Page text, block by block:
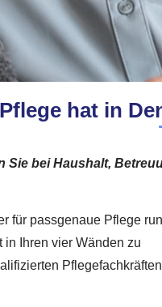
hat in
Sie bei Haushalt,
für passgenaue Pflege
in Ihren vier Wänden zu
Pflegefachkräften